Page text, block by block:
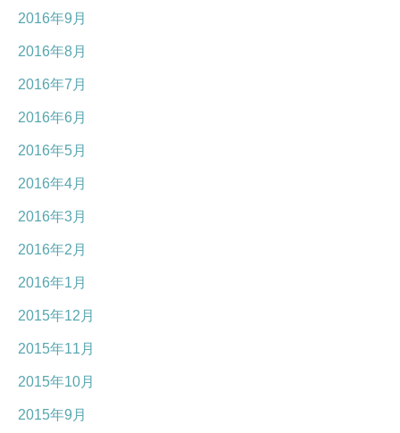
2016年9月
2016年8月
2016年7月
2016年6月
2016年5月
2016年4月
2016年3月
2016年2月
2016年1月
2015年12月
2015年11月
2015年10月
2015年9月